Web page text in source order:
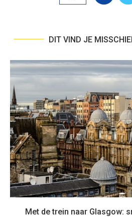
DIT VIND JE
Met de trein naar Glasgow: